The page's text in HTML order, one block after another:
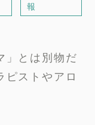
報
」とは別物だ
ピストやアロ